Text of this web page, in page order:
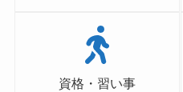
資格・習い事